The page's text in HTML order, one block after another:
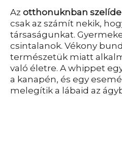
Az otthonuknban
csak az számít nekik,
társaságunkat.
csintalanok. Vékony
természetük miatt
való életre. A whippet
a kanapén, és egy
melegítik a lábaid az